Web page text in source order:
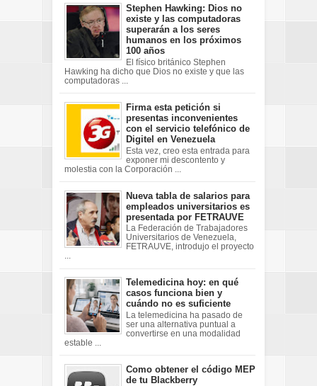
Stephen Hawking: Dios no
existe y las computadoras
superarán a los seres
humanos en los próximos
100 años
El físico británico Stephen
Hawking ha dicho que Dios no existe y que las
computadoras ...
Firma esta petición si
presentas inconvenientes
con el servicio telefónico de
Digitel en Venezuela
Esta vez, creo esta entrada para
exponer mi descontento y
molestia con la Corporación ...
Nueva tabla de salarios para
empleados universitarios es
presentada por FETRAUVE
La Federación de Trabajadores
Universitarios de Venezuela,
FETRAUVE, introdujo el proyecto
Telemedicina hoy: en qué
casos funciona bien y
cuándo no es suficiente
La telemedicina ha pasado de
ser una alternativa puntual a
convertirse en una modalidad
estable ...
Como obtener el código MEP
de tu Blackberry